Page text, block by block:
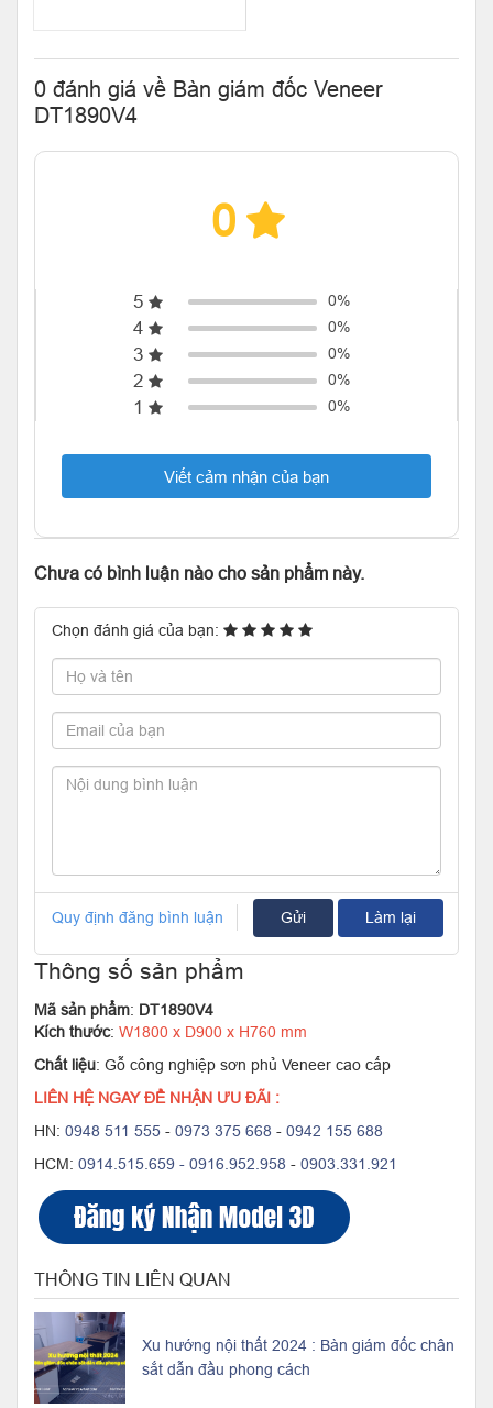
0 đánh giá về Bàn giám đốc Veneer
DT1890V4
0
5 0%
4 0%
3 0%
2 0%
1 0%
Viết cảm nhận của bạn
Chưa có bình luận nào cho sản phẩm này.
Chọn đánh giá của bạn:
Quy định đăng bình luận Gửi Làm lại
Thông số sản phẩm
Mã sản phẩm: DT1890V4
Kích thước: W1800 x D900 x H760 mm
Chất liệu: Gỗ công nghiệp sơn phủ Veneer cao cấp
LIÊN HỆ NGAY ĐỂ NHẬN ƯU ĐÃI :
HN: 0948 511 555 - 0973 375 668 - 0942 155 688
HCM: 0914.515.659 - 0916.952.958 - 0903.331.921
THÔNG TIN LIÊN QUAN
Xu hướng nội thất 2024 : Bàn giám đốc chân
sắt dẫn đầu phong cách